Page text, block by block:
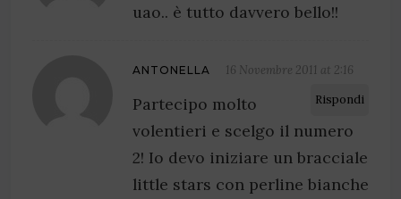
uao.. è tutto davvero bello!!
ANTONELLA
16 Novembre 2011 at 2:16
Rispondi
Partecipo molto
volentieri e scelgo il numero
2! Io devo iniziare un bracciale
little stars con perline bianche